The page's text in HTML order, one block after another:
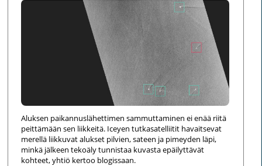
Aluksen paikannuslähettimen sammuttaminen ei enää riitä
peittämään sen liikkeitä. Iceyen tutkasatelliitit havaitsevat
merellä liikkuvat alukset pilvien, sateen ja pimeyden läpi,
minkä jälkeen tekoäly tunnistaa kuvasta epäilyttävät
kohteet, yhtiö kertoo blogissaan.